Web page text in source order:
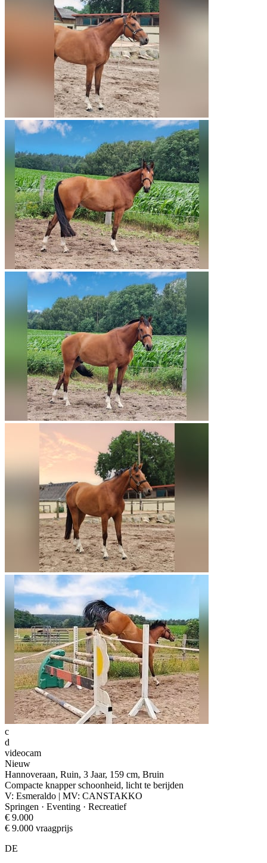
c
d
videocam
Nieuw
Hannoveraan, Ruin, 3 Jaar, 159 cm, Bruin
Compacte knapper schoonheid, licht te berijden
V: Esmeraldo | MV: CANSTAKKO
Springen · Eventing · Recreatief
€ 9.000
€ 9.000 vraagprijs
DE